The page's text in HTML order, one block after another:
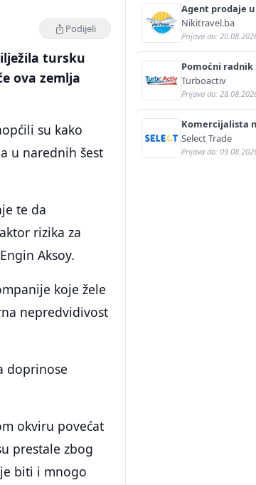
Podijeli
tursku
ova zemlja
su kako
u narednih šest
te da
rizika za
Aksoy.
koje žele
nepredvidivost
doprinose
okviru povećat
prestale zbog
biti i mnogo
Agent prodaje
(m/ž)
Nikitravel.ba
Prijava do:
Pomoćni radnik
Turboactiv
Prijava do:
Komercijalista
Select Trade
Prijava do: